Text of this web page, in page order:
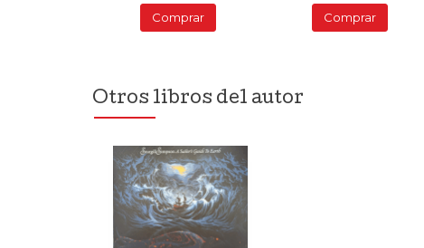
Comprar Comprar
Otros libros del autor